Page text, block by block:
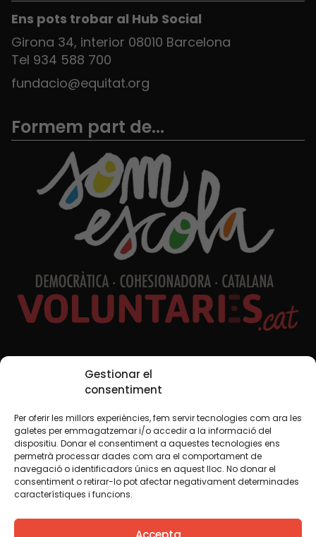
Gestionar el
consentiment
Per oferir les millors experiències, fem servir tecnologies com ara les
galetes per emmagatzemar i/o accedir a la informació del
dispositiu. Donar el consentiment a aquestes tecnologies ens
permetrà processar dades com ara el comportament de
navegació o identificadors únics en aquest lloc. No donar el
consentiment o retirar-lo pot afectar negativament determinades
característiques i funcions.
Ens pots trobar al Hub Social
Girona 34, interior 08010 Barcelona
Tel 934 588 700
fundacio@equitat.org
Formem part de...
Xarxes Socials
TWT YTB IG FB IN
Avís legalPolítica de cookies
Creiem que el coneixement s’ha de compartir. Per això